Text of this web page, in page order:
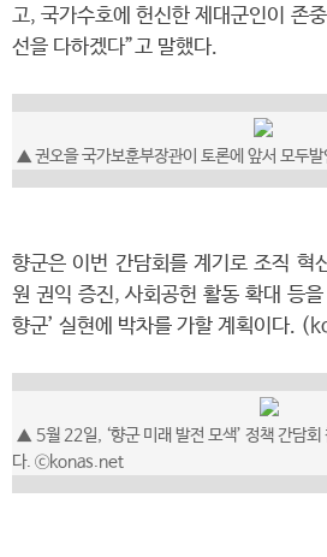
고, 국가수호에 헌신한 제대군인이 존
선을 다하겠다”고 말했다.
▲ 권오을 국가보훈부장관이 토론에 앞서 모두
향군은 이번 간담회를 계기로 조직 혁
원 권익 증진, 사회공헌 활동 확대 등
향군’ 실현에 박차를 가할 계획이다.
▲ 5월 22일, ‘향군 미래 발전 모색’ 정책 간담회
다. ⓒkonas.net